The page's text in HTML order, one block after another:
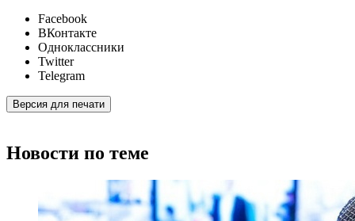
Facebook
ВКонтакте
Одноклассники
Twitter
Telegram
Версия для печати
Новости по теме